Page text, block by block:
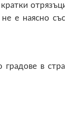
е наясно
в